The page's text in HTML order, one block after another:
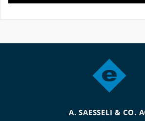
A. SAESSELI & CO.